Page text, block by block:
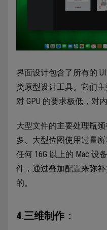
界面设计包含了所有的
类原型设计工具。它们主
对 GPU 的要求极低，对
大型文件的主要处理瓶
多、大型位图使用过量
任何 16G 以上的 Mac 设
件，通过叠加配置来弥
的。
4.三维制作：